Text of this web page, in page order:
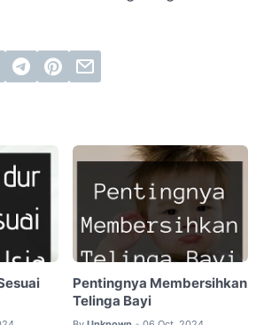
Pentingnya Membersihkan
Telinga Bayi